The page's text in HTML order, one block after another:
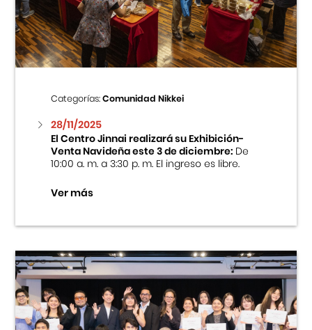
Centro Cultural Peruano Japonés
Cursos
Museo de la Inmigración Japonesa
Fondo Editorial
Teatro Peruano Japonés
Categorías:Comunidad Nikkei
28/11/2025
El Centro Jinnai realizará su Exhibición-
Venta Navideña este 3 de diciembre:De
10:00 a. m. a 3:30 p. m. El ingreso es libre.
Ver más